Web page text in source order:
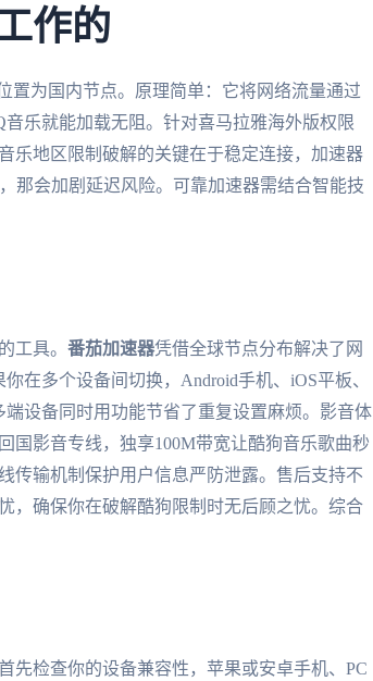
作的
置为国内节点。原理简单：它将网络流量通过
乐就能加载无阻。针对喜马拉雅海外版权限
乐地区限制破解的关键在于稳定连接，加速器
那会加剧延迟风险。可靠加速器需结合智能技
工具。 番茄加速器凭借全球节点分布解决了网
在多个设备间切换，Android手机、iOS平板、
端设备同时用功能节省了重复设置麻烦。影音体
国影音专线，独享100M带宽让酷狗音乐歌曲秒
传输机制保护用户信息严防泄露。售后支持不
，确保你在破解酷狗限制时无后顾之忧。综合
先检查你的设备兼容性，苹果或安卓手机、PC